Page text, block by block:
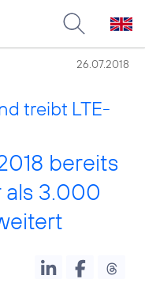
26.07.2018
treibt LTE-
bereits
3.000